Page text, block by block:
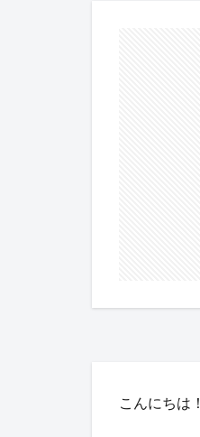
こんにちは！